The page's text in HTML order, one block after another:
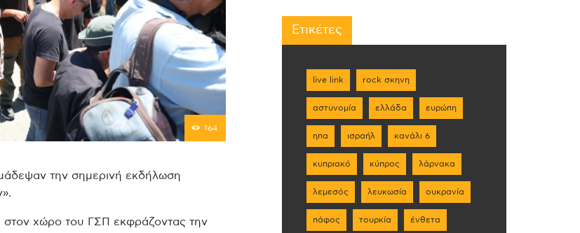
164
την σημερινή εκδήλωση
χώρο του ΓΣΠ εκφράζοντας την
Ετικέτες
live link rock σκηνη
αστυνομία ελλάδα ευρώπη
ηπα ισραήλ κανάλι 6
κυπριακό κύπρος λάρνακα
λεμεσός λευκωσία ουκρανία
πάφος τουρκία ένθετα